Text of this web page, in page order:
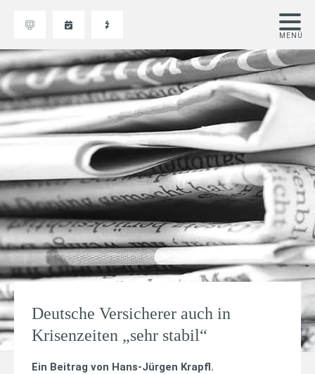
Deutsche Versicherer auch in
Krisenzeiten „sehr stabil“
Ein Beitrag von Hans-Jürgen Krapfl.